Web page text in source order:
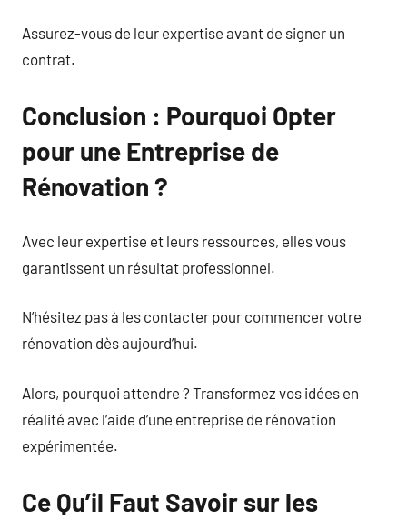
Assurez-vous de leur expertise avant de signer un
contrat.
Conclusion : Pourquoi Opter
pour une Entreprise de
Rénovation ?
Avec leur expertise et leurs ressources, elles vous
garantissent un résultat professionnel.
N’hésitez pas à les contacter pour commencer votre
rénovation dès aujourd’hui.
Alors, pourquoi attendre ? Transformez vos idées en
réalité avec l’aide d’une entreprise de rénovation
expérimentée.
Ce Qu’il Faut Savoir sur les